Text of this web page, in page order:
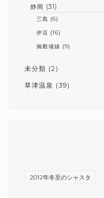
静岡
(31)
三島 (6)
伊豆 (16)
御殿場線 (9)
未分類 (2)
草津温泉 (39)
2012年冬至のシャスタ